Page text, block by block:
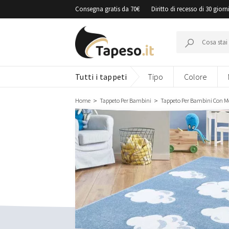
al
Consegna gratis da 70€ Diritto di recesso di 30 giorni
Tutti i tappeti Tipo Colore
Home Tappeto Per Bambini Tappeto Per Bambini Con